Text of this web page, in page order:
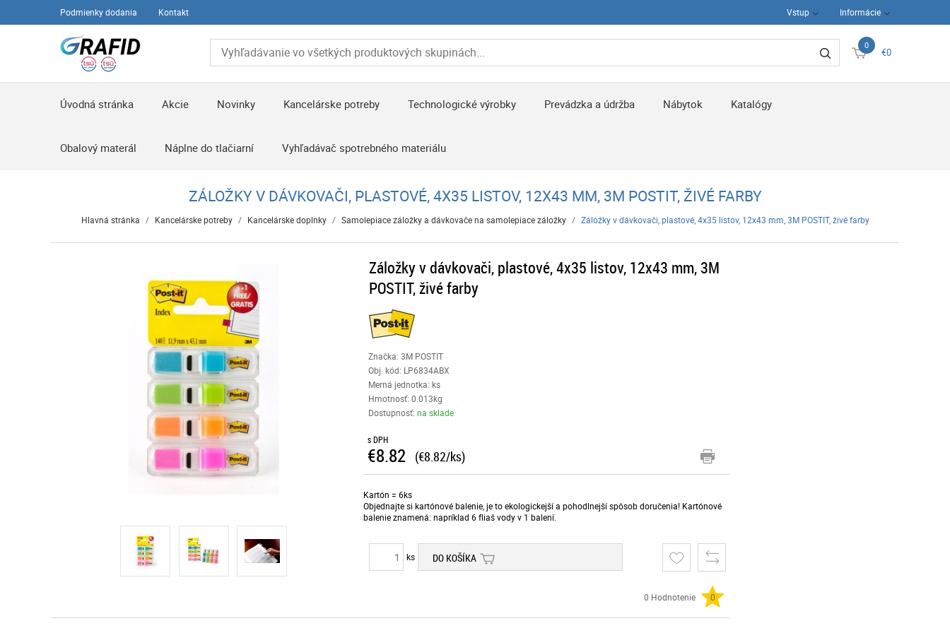
Podmienky dodania Kontakt Vstup Informácie
0
€0
Úvodná stránka Akcie Novinky Kancelárske potreby Technologické výrobky Prevádzka a údržba Nábytok Katalógy
Obalový materál Náplne do tlačiarní Vyhľadávač spotrebného materiálu
ZÁLOŽKY V DÁVKOVAČI, PLASTOVÉ, 4X35 LISTOV, 12X43 MM, 3M POSTIT, ŽIVÉ FARBY
Hlavná stránka / Kancelárske potreby / Kancelárske doplnky / Samolepiace záložky a dávkovače na samolepiace záložky / Záložky v dávkovači, plastové, 4x35 listov, 12x43 mm, 3M POSTIT, živé farby
Záložky v dávkovači, plastové, 4x35 listov, 12x43 mm, 3M
POSTIT, živé farby
Značka: 3M POSTIT
Obj. kód: LP6834ABX
Merná jednotka: ks
Hmotnosť: 0.013kg
Dostupnosť: na sklade
s DPH
€8.82 (€8.82/ks)
Kartón = 6ks
Objednajte si kartónové balenie, je to ekologickejší a pohodlnejší spôsob doručenia! Kartónové
balenie znamená: napríklad 6 fliaš vody v 1 balení.
ks DO KOŠÍKA
0 Hodnotenie 0